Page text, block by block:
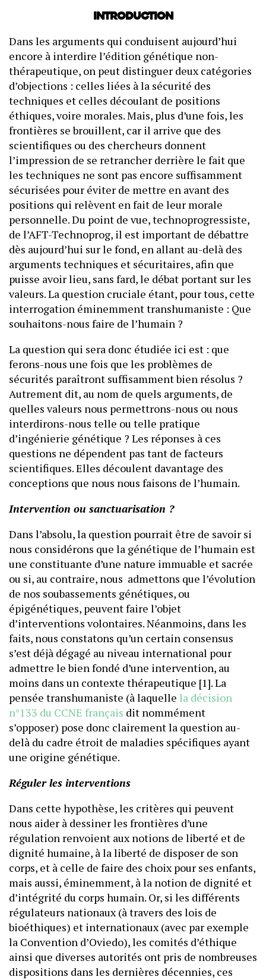
Introduction
Dans les arguments qui conduisent aujourd’hui
encore à interdire l’édition génétique non-
thérapeutique, on peut distinguer deux catégories
d’objections : celles liées à la sécurité des
techniques et celles découlant de positions
éthiques, voire morales. Mais, plus d’une fois, les
frontières se brouillent, car il arrive que des
scientifiques ou des chercheurs donnent
l’impression de se retrancher derrière le fait que
les techniques ne sont pas encore suffisamment
sécurisées pour éviter de mettre en avant des
positions qui relèvent en fait de leur morale
personnelle. Du point de vue, technoprogressiste,
de l’AFT-Technoprog, il est important de débattre
dès aujourd’hui sur le fond, en allant au-delà des
arguments techniques et sécuritaires, afin que
puisse avoir lieu, sans fard, le débat portant sur les
valeurs. La question cruciale étant, pour tous, cette
interrogation éminemment transhumaniste : Que
souhaitons-nous faire de l’humain ?
La question qui sera donc étudiée ici est : que
ferons-nous une fois que les problèmes de
sécurités paraîtront suffisamment bien résolus ?
Autrement dit, au nom de quels arguments, de
quelles valeurs nous permettrons-nous ou nous
interdirons-nous telle ou telle pratique
d’ingénierie génétique ? Les réponses à ces
questions ne dépendent pas tant de facteurs
scientifiques. Elles découlent davantage des
conceptions que nous nous faisons de l’humain.
Intervention ou sanctuarisation ?
Dans l’absolu, la question pourrait être de savoir si
nous considérons que la génétique de l’humain est
une constituante d’une nature immuable et sacrée
ou si, au contraire, nous admettons que l’évolution
de nos soubassements génétiques, ou
épigénétiques, peuvent faire l’objet
d’interventions volontaires. Néanmoins, dans les
faits, nous constatons qu’un certain consensus
s’est déjà dégagé au niveau international pour
admettre le bien fondé d’une intervention, au
moins dans un contexte thérapeutique [1]. La
pensée transhumaniste (à laquelle la décision
n°133 du CCNE français dit nommément
s’opposer) pose donc clairement la question au-
delà du cadre étroit de maladies spécifiques ayant
une origine génétique.
Réguler les interventions
Dans cette hypothèse, les critères qui peuvent
nous aider à dessiner les frontières d’une
régulation renvoient aux notions de liberté et de
dignité humaine, à la liberté de disposer de son
corps, et à celle de faire des choix pour ses enfants,
mais aussi, éminemment, à la notion de dignité et
d’intégrité du corps humain. Or, si les différents
régulateurs nationaux (à travers des lois de
bioéthiques) et internationaux (avec par exemple
la Convention d’Oviedo), les comités d’éthique
ainsi que diverses autorités ont pris de nombreuses
dispositions dans les dernières décennies, ces